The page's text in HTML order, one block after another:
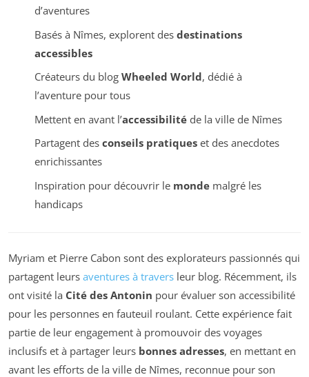
d’aventures
Basés à Nîmes, explorent des destinations
accessibles
Créateurs du blog Wheeled World, dédié à
l’aventure pour tous
Mettent en avant l’accessibilitéde la ville de Nîmes
Partagent des conseils pratiqueset des anecdotes
enrichissantes
Inspiration pour découvrir le mondemalgré les
handicaps
Myriam et Pierre Cabon sont des explorateurs passionnés qui
partagent leurs aventures à travers leur blog. Récemment, ils
ont visité la Cité des Antonin pour évaluer son accessibilité
pour les personnes en fauteuil roulant. Cette expérience fait
partie de leur engagement à promouvoir des voyages
inclusifs et à partager leurs bonnes adresses, en mettant en
avant les efforts de la ville de Nîmes, reconnue pour son